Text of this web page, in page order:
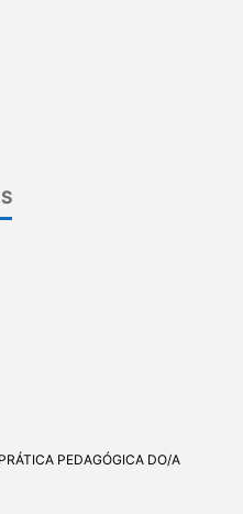
PEDAGÓGICA DO/A